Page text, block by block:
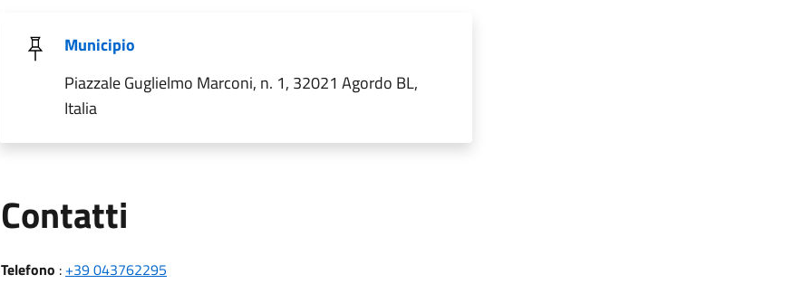
Municipio
Piazzale Guglielmo Marconi, n. 1, 32021 Agordo BL,
Italia
Contatti
Telefono : +39 043762295